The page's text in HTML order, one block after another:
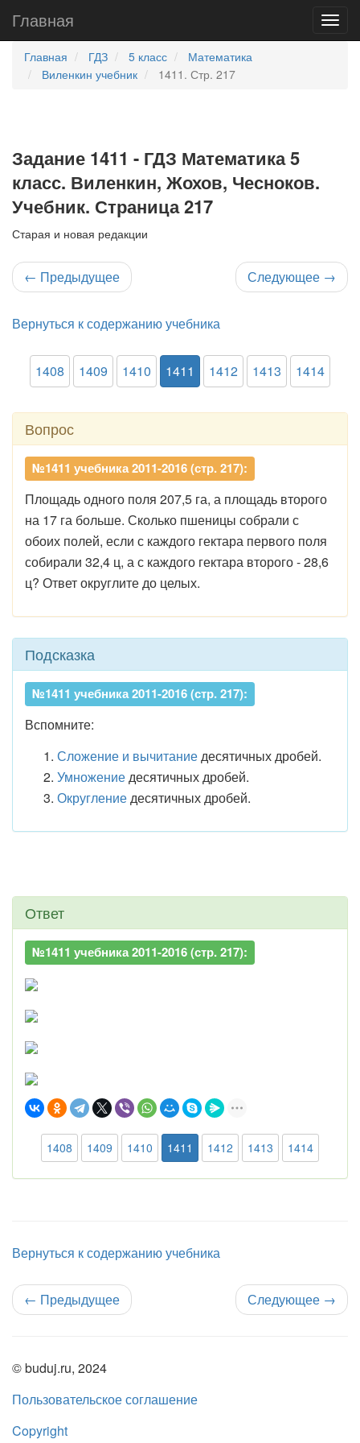
Главная
Главная ГДЗ 5 класс
Математика
Виленкин учебник
1411. Стр. 217
Задание 1411 - ГДЗ Математика 5
класс. Виленкин, Жохов, Чесноков.
Учебник. Страница 217
Старая и новая редакции
← Предыдущее Следующее →
Вернуться к содержанию учебника
1408 1409 1410 1411 1412 1413 1414
Вопрос
№1411 учебника 2011-2016 (стр. 217):
Площадь одного поля 207,5 га, а площадь второго
на 17 га больше. Сколько пшеницы собрали с
обоих полей, если с каждого гектара первого поля
собирали 32,4 ц, а с каждого гектара второго - 28,6
ц? Ответ округлите до целых.
Подсказка
№1411 учебника 2011-2016 (стр. 217):
Вспомните:
Сложение и вычитаниедесятичных дробей.
Умножениедесятичных дробей.
Округлениедесятичных дробей.
Ответ
№1411 учебника 2011-2016 (стр. 217):
1408 1409 1410 1411 1412 1413 1414
Вернуться к содержанию учебника
← Предыдущее Следующее →
© buduj.ru, 2024
Пользовательское соглашение
Copyright